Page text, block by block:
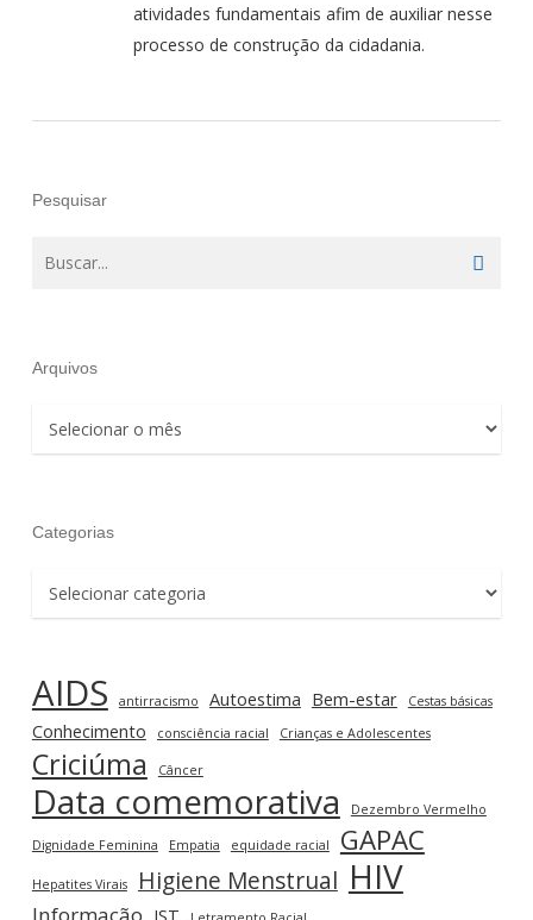
atividades fundamentais afim de auxiliar nesse
processo de construção da cidadania.
Pesquisar
Arquivos
Arquivos
Categorias
Categorias
AIDS antirracismo Autoestima Bem-estar Cestas básicas
Conhecimento consciência racial Crianças e Adolescentes
Criciúma Câncer
Data comemorativa Dezembro Vermelho
Dignidade Feminina Empatia equidade racial GAPAC
Hepatites Virais Higiene Menstrual HIV